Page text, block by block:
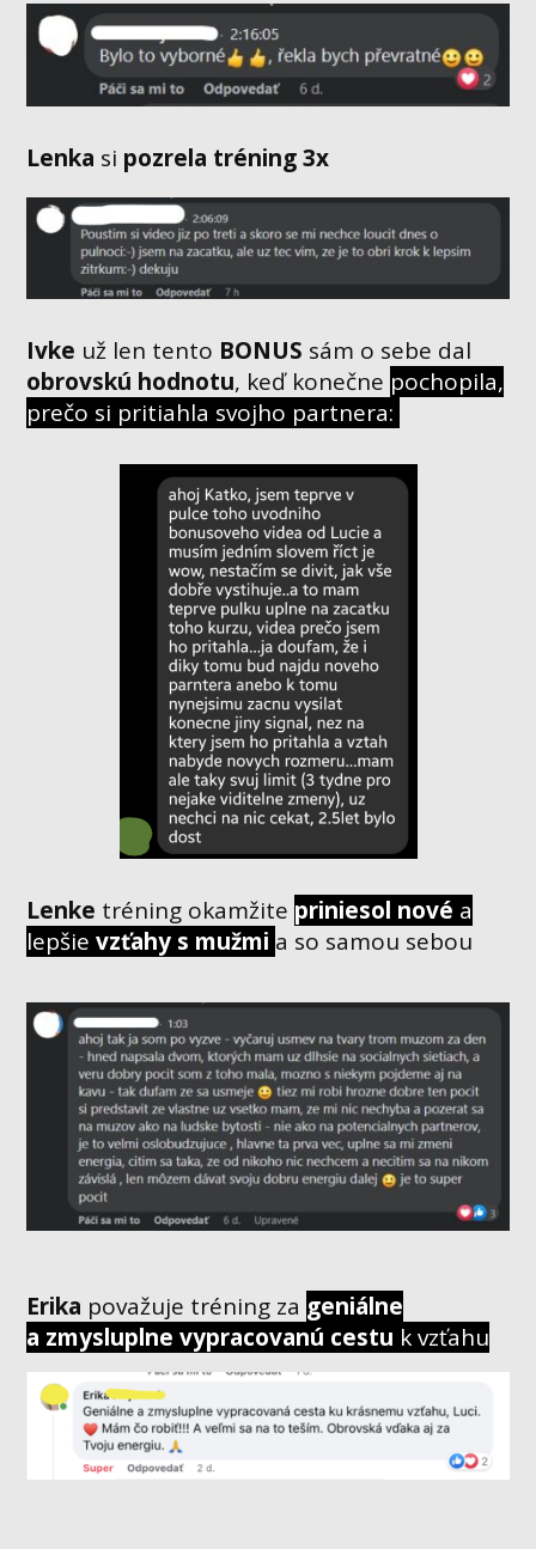
Lenka si pozrela tréning3x
Ivke už len tento BONUS sám o sebe dal
obrovskú hodnotu, keď konečne pochopila,
prečo si pritiahla svojho partnera:
Lenke tréning okamžite priniesol nové a
lepšie vzťahy s mužmi a so samou sebou
Erika považuje tréning za geniálne
a zmysluplne vypracovanú cestu k vzťahu